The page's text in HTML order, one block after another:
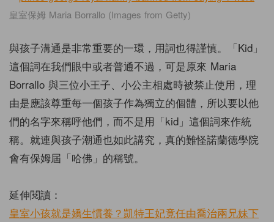
皇室保姆 Maria Borrallo (Images from Getty)
與孩子溝通是非常重要的一環，用詞也得謹慎。「Kid」
這個詞在我們眼中或者普通不過，可是原來 Maria
Borrallo 與三位小王子、小公主相處時被禁止使用，理
由是應該尊重每一個孩子作為獨立的個體，所以要以他
們的名字來稱呼他們，而不是用「kid」這個詞來作統
稱。就連與孩子潮通也如此講究，真的難怪諾蘭德學院
會有保姆屆「哈佛」的稱號。
延伸閱讀：
皇室小孩就是嬌生慣養？凱特王妃竟任由喬治兩兄妹下